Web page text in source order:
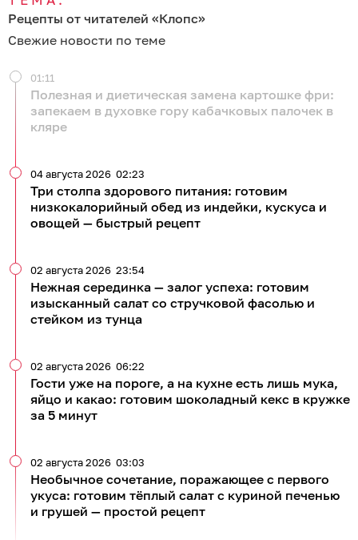
Рецепты от читателей «Клопс»
Свежие новости по теме
Полезная и диетическая замена картошке фри:
запекаем в духовке гору кабачковых палочек в
кляре
01:11
Три столпа здорового питания: готовим
низкокалорийный обед из индейки, кускуса и
овощей — быстрый рецепт
04 августа 2026 02:23
Нежная серединка — залог успеха: готовим
изысканный салат со стручковой фасолью и
стейком из тунца
02 августа 2026 23:54
Гости уже на пороге, а на кухне есть лишь мука,
яйцо и какао: готовим шоколадный кекс в кружке
за 5 минут
02 августа 2026 06:22
Необычное сочетание, поражающее с первого
укуса: готовим тёплый салат с куриной печенью
и грушей — простой рецепт
02 августа 2026 03:03